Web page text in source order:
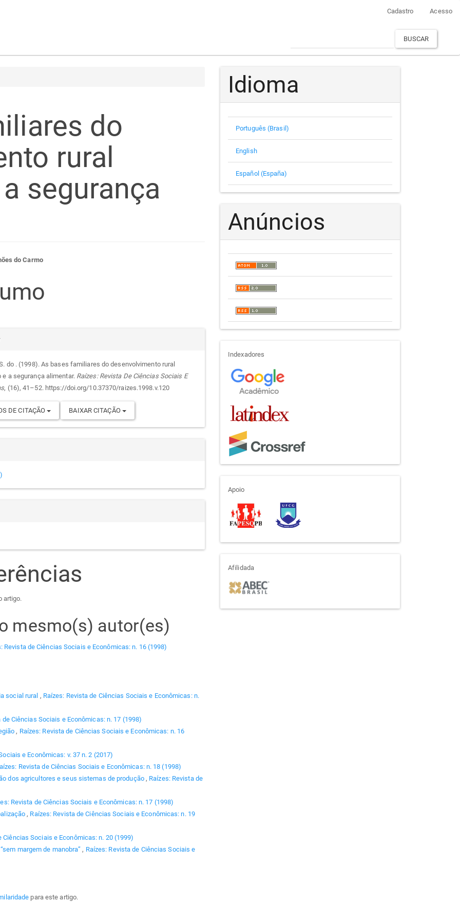
Cadastro Acesso
BUSCAR
do
rural
segurança
do Carmo
do . (1998). As bases familiares do desenvolvimento rural
e a segurança alimentar. Raízes: Revista De Ciências Sociais E
, (16), 41–52. https://doi.org/10.37370/raizes.1998.v.120
DE CITAÇÃO BAIXAR CITAÇÃO
artigo.
mesmo(s) autor(es)
Revista de Ciências Sociais e Econômicas: n. 16 (1998)
social rural , Raízes: Revista de Ciências Sociais e Econômicas: n.
de Ciências Sociais e Econômicas: n. 17 (1998)
, Raízes: Revista de Ciências Sociais e Econômicas: n. 16
e Econômicas: v. 37 n. 2 (2017)
Revista de Ciências Sociais e Econômicas: n. 18 (1998)
dos agricultores e seus sistemas de produção , Raízes: Revista de
Revista de Ciências Sociais e Econômicas: n. 17 (1998)
, Raízes: Revista de Ciências Sociais e Econômicas: n. 19
Ciências Sociais e Econômicas: n. 20 (1999)
margem de manobra” , Raízes: Revista de Ciências Sociais e
para este artigo.
Idioma
Português (Brasil)
English
Español (España)
Anúncios
indexadores
Indexadores
apoio
Apoio
afiliada
Afilidada